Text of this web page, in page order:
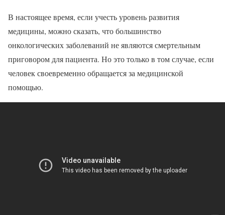
В настоящее время, если учесть уровень развития
медицины, можно сказать, что большинство
онкологических заболеваний не являются смертельным
приговором для пациента. Но это только в том случае, если
человек своевременно обращается за медицинской
помощью.